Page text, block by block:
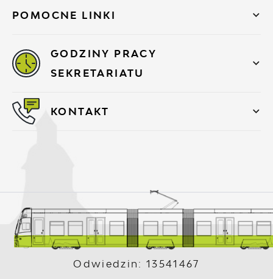
POMOCNE LINKI
GODZINY PRACY
SEKRETARIATU
KONTAKT
Odwiedzin: 13541467